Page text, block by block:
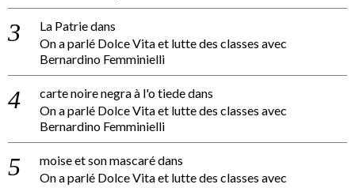
La Patriedans
On a parlé Dolce Vita et lutte des classes avec
Bernardino Femminielli
carte noire negra à l'o tiededans
On a parlé Dolce Vita et lutte des classes avec
Bernardino Femminielli
moise et son mascarédans
On a parlé Dolce Vita et lutte des classes avec